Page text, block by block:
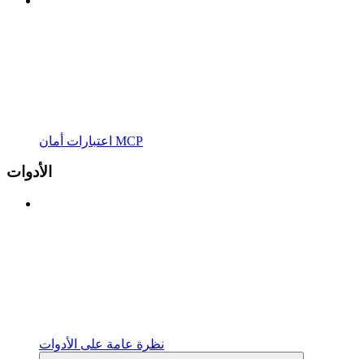
اعتبارات أمان MCP
الأدوات
نظرة عامة على الأدوات